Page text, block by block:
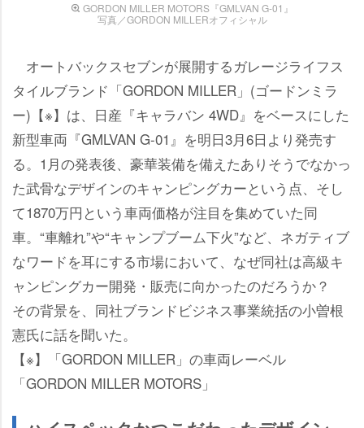
GORDON MILLER MOTORS『GMLVAN G-01』
写真／GORDON MILLERオフィシャル
オートバックスセブンが展開するガレージライフス
タイルブランド「GORDON MILLER」(ゴードンミラ
ー)【※】は、日産『キャラバン 4WD』をベースにした
新型車両『GMLVAN G-01』を明日3月6日より発売す
る。1月の発表後、豪華装備を備えたありそうでなかっ
た武骨なデザインのキャンピングカーという点、そし
て1870万円という車両価格が注目を集めていた同
車。“車離れ”や“キャンプブーム下火”など、ネガティブ
なワードを耳にする市場において、なぜ同社は高級キ
ャンピングカー開発・販売に向かったのだろうか？
その背景を、同社ブランドビジネス事業統括の小曽根
憲氏に話を聞いた。
【※】「GORDON MILLER」の車両レーベル
「GORDON MILLER MOTORS」